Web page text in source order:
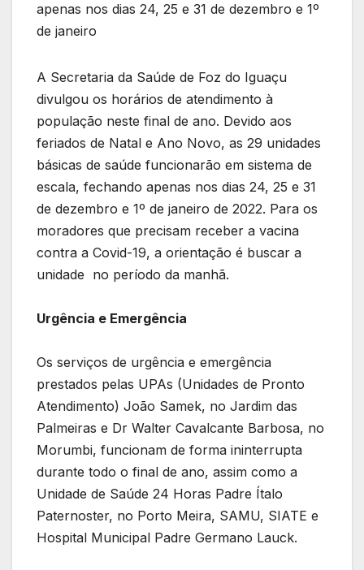
apenas nos dias 24, 25 e 31 de dezembro e 1º
de janeiro
A Secretaria da Saúde de Foz do Iguaçu
divulgou os horários de atendimento à
população neste final de ano. Devido aos
feriados de Natal e Ano Novo, as 29 unidades
básicas de saúde funcionarão em sistema de
escala, fechando apenas nos dias 24, 25 e 31
de dezembro e 1º de janeiro de 2022. Para os
moradores que precisam receber a vacina
contra a Covid-19, a orientação é buscar a
unidade no período da manhã.
Urgência e Emergência
Os serviços de urgência e emergência
prestados pelas UPAs (Unidades de Pronto
Atendimento) João Samek, no Jardim das
Palmeiras e Dr Walter Cavalcante Barbosa, no
Morumbi, funcionam de forma ininterrupta
durante todo o final de ano, assim como a
Unidade de Saúde 24 Horas Padre Ítalo
Paternoster, no Porto Meira, SAMU, SIATE e
Hospital Municipal Padre Germano Lauck.